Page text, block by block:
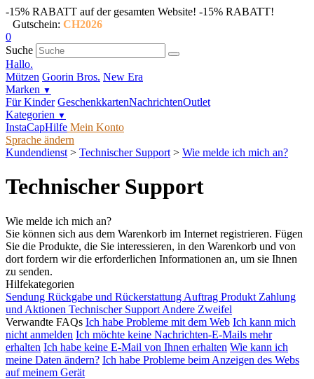
-15% RABATT auf der gesamten Website! -15% RABATT!
Gutschein: CH2026
0
Suche
Hallo.
Mützen Goorin Bros. New Era
Marken ▼
Für Kinder GeschenkkartenNachrichtenOutlet
Kategorien ▼
InstaCapHilfe Mein Konto
Sprache ändern
Kundendienst > Technischer Support > Wie melde ich mich an?
Technischer Support
Wie melde ich mich an?
Sie können sich aus dem Warenkorb im Internet registrieren. Fügen
Sie die Produkte, die Sie interessieren, in den Warenkorb und von
dort fordern wir die erforderlichen Informationen an, um sie Ihnen
zu senden.
Hilfekategorien
Sendung Rückgabe und Rückerstattung Auftrag Produkt Zahlung
und Aktionen Technischer Support Andere Zweifel
Verwandte FAQs Ich habe Probleme mit dem Web Ich kann mich
nicht anmelden Ich möchte keine Nachrichten-E-Mails mehr
erhalten Ich habe keine E-Mail von Ihnen erhalten Wie kann ich
meine Daten ändern? Ich habe Probleme beim Anzeigen des Webs
auf meinem Gerät